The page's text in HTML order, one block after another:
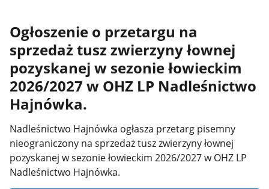
Ogłoszenie o przetargu na
sprzedaż tusz zwierzyny łownej
pozyskanej w sezonie łowieckim
2026/2027 w OHZ LP Nadleśnictwo
Hajnówka.
Nadleśnictwo Hajnówka ogłasza przetarg pisemny
nieograniczony na sprzedaż tusz zwierzyny łownej
pozyskanej w sezonie łowieckim 2026/2027 w OHZ LP
Nadleśnictwo Hajnówka.